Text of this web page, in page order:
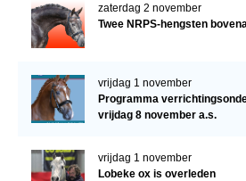
zaterdag 2 november
Twee NRPS-hengsten
vrijdag 1 november
Programma
vrijdag 8 november a.s.
vrijdag 1 november
Lobeke ox is overleden